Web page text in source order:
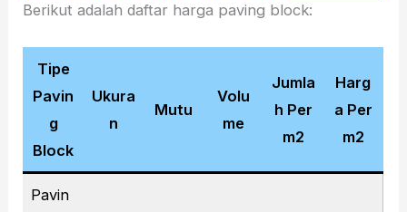
Berikut adalah daftar harga paving block:
Tipe
Pavin
g
Block
Ukura
n
Mutu
Volu
me
Jumla
h Per
m2
Harg
a Per
m2
Pavin